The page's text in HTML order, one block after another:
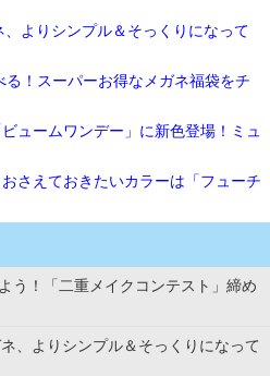
、よりシンプル＆そっくりになって
る！スーパーお得なメガネ福袋をチ
ュームワンデー」に新色登場！ミュ
さえておきたいカラーは「フューチ
う！「二重メイクコンテスト」締め
、よりシンプル＆そっくりになって